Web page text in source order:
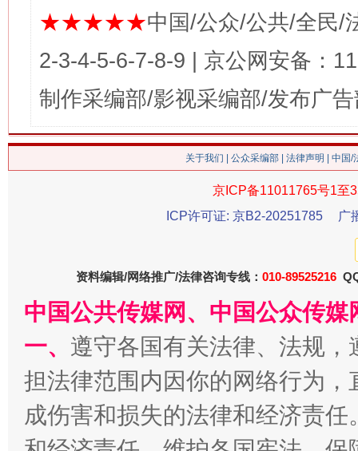
★★★★★中国/公众/公共/全民/
2-3-4-5-6-7-8-9 | 京公网安备：
制作采编部/影视采编部/发布广
关于我们 公众采编部 法律声明 | 中国
京ICP备11011765号1至
ICP许可证: 京B2-20251785
广
资料编辑/网络推广/法律咨询专线： 010-89525216
中国公共传媒网、中国公众传
一、 遵守各国有关法律、法规
担法律范围内因你的网络行为
成伤害和损失的法律和经济责